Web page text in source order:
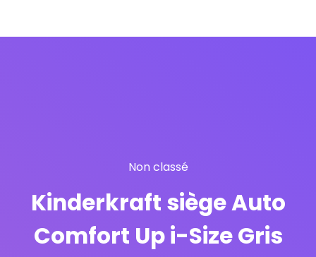
Non classé
Kinderkraft siège Auto
Comfort Up i-Size Gris